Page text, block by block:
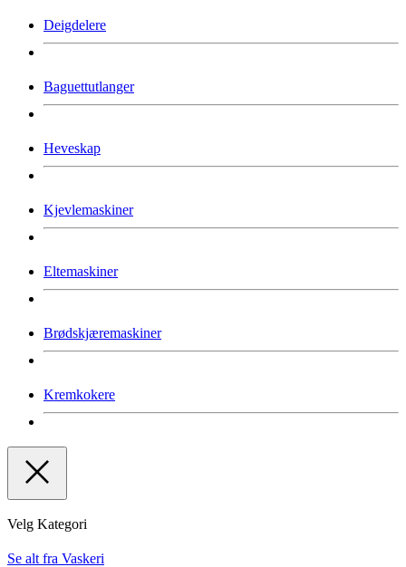
Deigdelere
Baguettutlanger
Heveskap
Kjevlemaskiner
Eltemaskiner
Brødskjæremaskiner
Kremkokere
Velg Kategori
Se alt fra Vaskeri